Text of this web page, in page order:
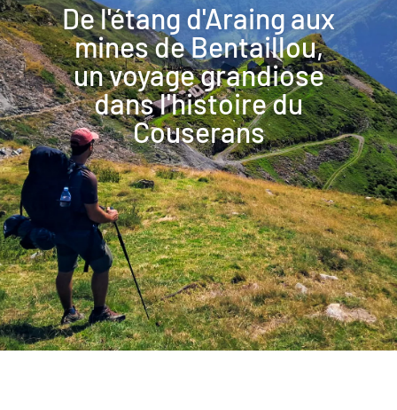
De l'étang d'Araing aux
mines de Bentaillou,
un voyage grandiose
dans l'histoire du
Couserans